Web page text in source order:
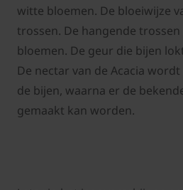
witte bloemen. De bloeiwijze
trossen. De hangende
bloemen. De geur die bijen
De nectar van de Acacia
de bijen, waarna er de
gemaakt kan worden.